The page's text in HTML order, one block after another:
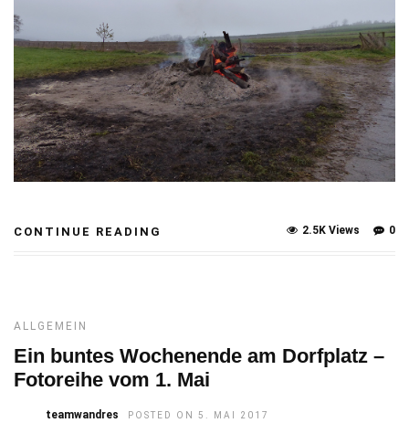
CONTINUE READING 0
2.5K Views
ALLGEMEIN
Ein buntes Wochenende am Dorfplatz –
Fotoreihe vom 1. Mai
teamwandres POSTED ON 5. MAI 2017